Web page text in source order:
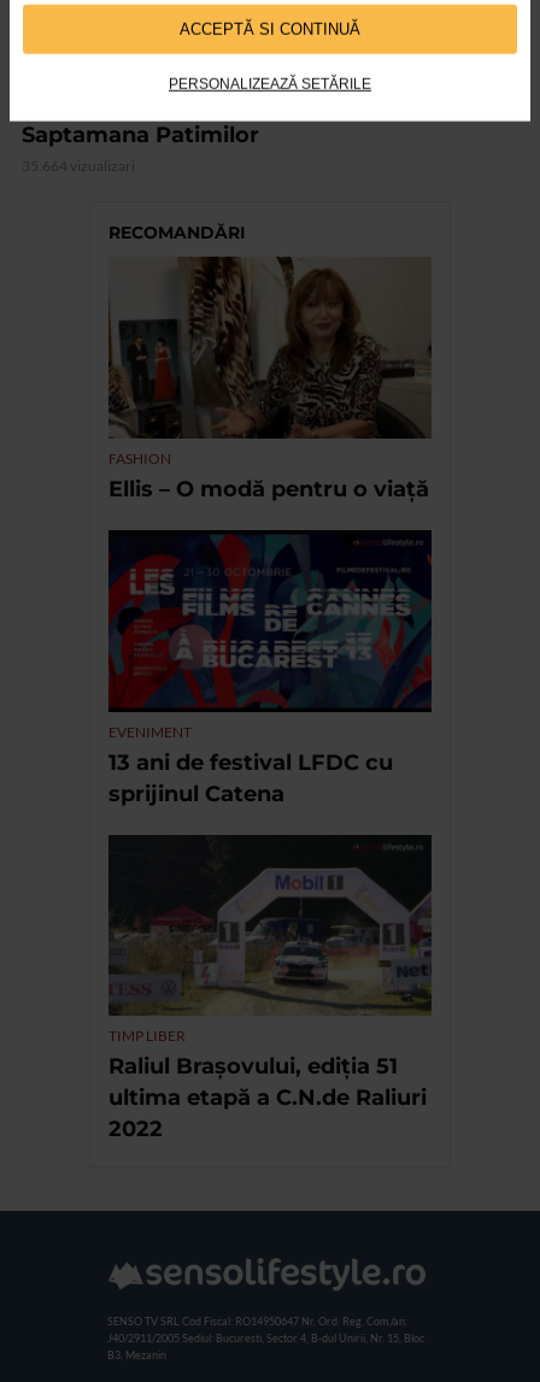
ACCEPTĂ SI CONTINUĂ
PERSONALIZEAZĂ SETĂRILE
Saptamana Patimilor
35.664 vizualizari
RECOMANDĂRI
FASHION
Ellis – O modă pentru o viață
EVENIMENT
13 ani de festival LFDC cu
sprijinul Catena
TIMP LIBER
Raliul Brașovului, ediția 51
ultima etapă a C.N.de Raliuri
2022
SENSO TV SRL Cod Fiscal: RO14950647 Nr. Ord. Reg. Com./an:
J40/2911/2005 Sediul: Bucuresti, Sector 4, B-dul Unirii, Nr. 15, Bloc
B3, Mezanin